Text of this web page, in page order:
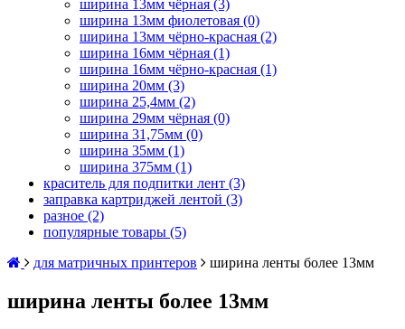
ширина 13мм чёрная (3)
ширина 13мм фиолетовая (0)
ширина 13мм чёрно-красная (2)
ширина 16мм чёрная (1)
ширина 16мм чёрно-красная (1)
ширина 20мм (3)
ширина 25,4мм (2)
ширина 29мм чёрная (0)
ширина 31,75мм (0)
ширина 35мм (1)
ширина 375мм (1)
краситель для подпитки лент (3)
заправка картриджей лентой (3)
разное (2)
популярные товары (5)
для матричных принтеров
ширина ленты более 13мм
ширина ленты более 13мм